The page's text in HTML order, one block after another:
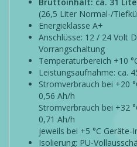
(26,5 Liter Normal-/
Energieklasse A+
Anschlüsse: 12 / 24 Volt
Vorrangschaltung
Temperaturbereich +10
Leistungsaufnahme: ca.
Stromverbrauch bei +20
0,56 Ah/h
Stromverbrauch bei +32
0,71 Ah/h
jeweils bei +5 °C
Isolierung: PU-